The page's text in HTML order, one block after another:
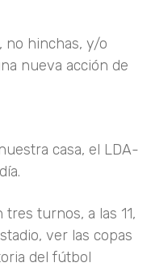
no hinchas, y/o
nueva acción de
casa, el LDA-
turnos, a las 11,
ver las copas
del fútbol